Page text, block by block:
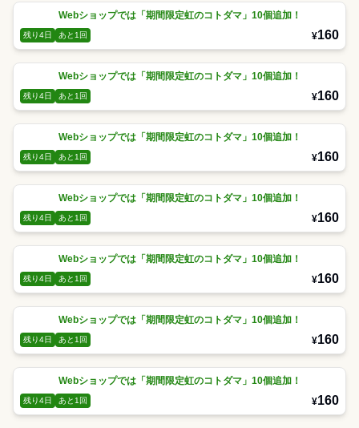
Webショップでは「期間限定虹のコトダマ」10個追加！
残り4日 あと1回 ¥160
Webショップでは「期間限定虹のコトダマ」10個追加！
残り4日 あと1回 ¥160
Webショップでは「期間限定虹のコトダマ」10個追加！
残り4日 あと1回 ¥160
Webショップでは「期間限定虹のコトダマ」10個追加！
残り4日 あと1回 ¥160
Webショップでは「期間限定虹のコトダマ」10個追加！
残り4日 あと1回 ¥160
Webショップでは「期間限定虹のコトダマ」10個追加！
残り4日 あと1回 ¥160
Webショップでは「期間限定虹のコトダマ」10個追加！
残り4日 あと1回 ¥160